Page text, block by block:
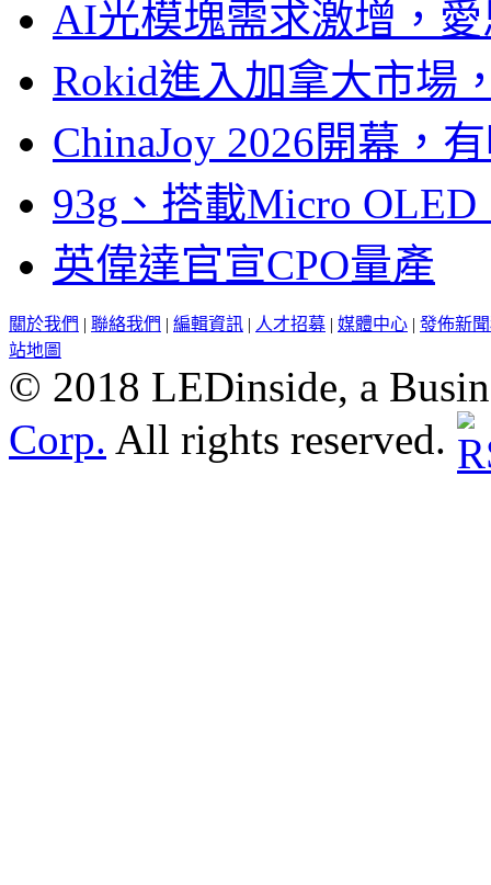
AI光模塊需求激增，
Rokid進入加拿大市場
ChinaJoy 2026開幕，
93g、搭載Micro
英偉達官宣CPO量產
關於我們 | 聯絡我們 | 編輯資訊 | 人才招募 | 媒體中心 | 發佈新
站地圖
© 2018 LEDinside, a
Corp. All rights reserved.